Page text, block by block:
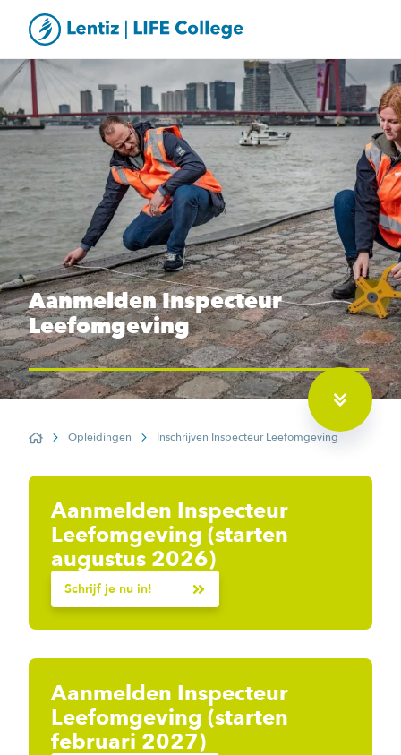
Aanmelden Inspecteur
Leefomgeving
HomeOpleidingen Inschrijven Inspecteur Leefomgeving
Aanmelden Inspecteur
Leefomgeving (starten
augustus 2026)
Schrijf je nu in!
Aanmelden Inspecteur
Leefomgeving (starten
februari 2027)